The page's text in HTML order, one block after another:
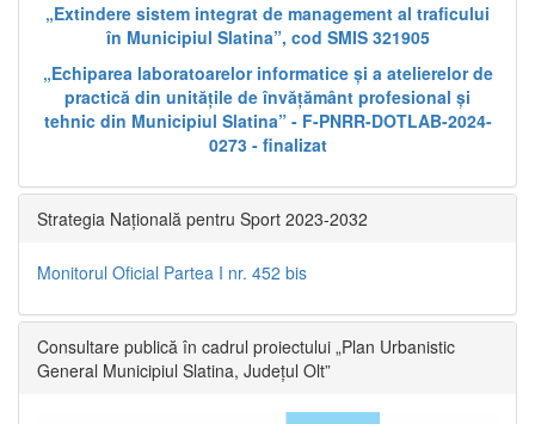
„Extindere sistem integrat de management al traficului
în Municipiul Slatina”, cod SMIS 321905
„Echiparea laboratoarelor informatice și a atelierelor de
practică din unitățile de învățământ profesional și
tehnic din Municipiul Slatina” - F-PNRR-DOTLAB-2024-
0273 - finalizat
Strategia Națională pentru Sport 2023-2032
Monitorul Oficial Partea I nr. 452 bis
Consultare publică în cadrul proiectului „Plan Urbanistic
General Municipiul Slatina, Județul Olt”